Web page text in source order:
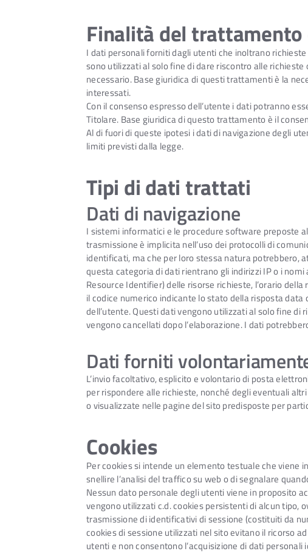
Finalità del
I dati personali forniti dagli utenti che inoltrano
sono utilizzati al solo fine di dare riscontro alle
necessario. Base giuridica di questi trattamenti è la
interessati.
Con il consenso espresso dell’utente i dati potranno
Titolare. Base giuridica di questo trattamento è il
Al di fuori di queste ipotesi i dati di navigazione degli
limiti previsti dalla legge.
Tipi di dati trattati
Dati di navigazione
I sistemi informatici e le procedure software preposte
trasmissione è implicita nell’uso dei protocolli di
identificati, ma che per loro stessa natura potrebbero,
questa categoria di dati rientrano gli indirizzi IP o i
Resource Identifier) delle risorse richieste, l’orario
il codice numerico indicante lo stato della risposta
dell’utente. Questi dati vengono utilizzati al solo fine
vengono cancellati dopo l’elaborazione. I dati
Dati forniti
L’invio facoltativo, esplicito e volontario di posta
per rispondere alle richieste, nonché degli eventuali
o visualizzate nelle pagine del sito predisposte per
Cookies
Per cookies si intende un elemento testuale che viene
snellire l’analisi del traffico su web o di segnalare
Nessun dato personale degli utenti viene in proposito
vengono utilizzati c.d. cookies persistenti di alcun tipo,
trasmissione di identificativi di sessione (costituiti da
cookies di sessione utilizzati nel sito evitano il ricorso
utenti e non consentono l’acquisizione di dati personali